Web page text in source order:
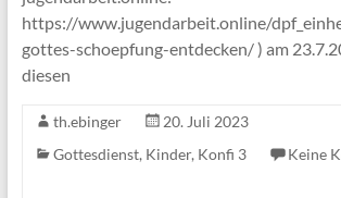
https://www.jugendarbeit.online/
gottes-schoepfung-entdecken/ ) am
diesen
th.ebinger
20. Juli 2023
Gottesdienst, Kinder, Konfi 3
Keine